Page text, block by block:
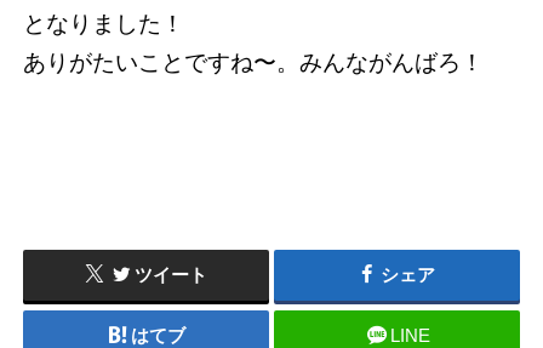
となりました！
ありがたいことですね〜。みんながんばろ！
ツイート シェア
はてブ LINE